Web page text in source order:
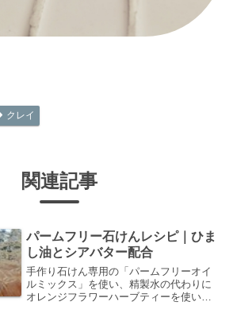
クレイ
関連記事
パームフリー石けんレシピ｜ひま
し油とシアバター配合
手作り石けん専用の「パームフリーオイ
ルミックス」を使い、精製水の代わりに
オレンジフラワーハーブティーを使い、